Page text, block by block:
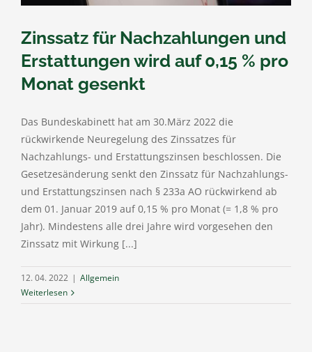
Zinssatz für Nachzahlungen und
Erstattungen wird auf 0,15 % pro
Monat gesenkt
Das Bundeskabinett hat am 30.März 2022 die
rückwirkende Neuregelung des Zinssatzes für
Nachzahlungs- und Erstattungszinsen beschlossen. Die
Gesetzesänderung senkt den Zinssatz für Nachzahlungs-
und Erstattungszinsen nach § 233a AO rückwirkend ab
dem 01. Januar 2019 auf 0,15 % pro Monat (= 1,8 % pro
Jahr). Mindestens alle drei Jahre wird vorgesehen den
Zinssatz mit Wirkung [...]
12. 04. 2022 | Allgemein
Weiterlesen